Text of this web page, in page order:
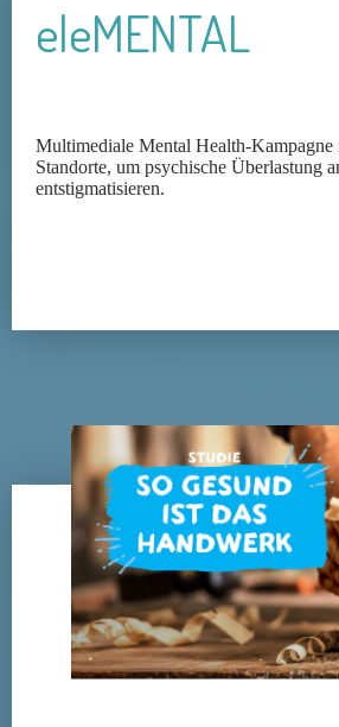
eleMENTAL
Multimediale Mental Health-
Standorte, um psychische Überlastung
entstigmatisieren.